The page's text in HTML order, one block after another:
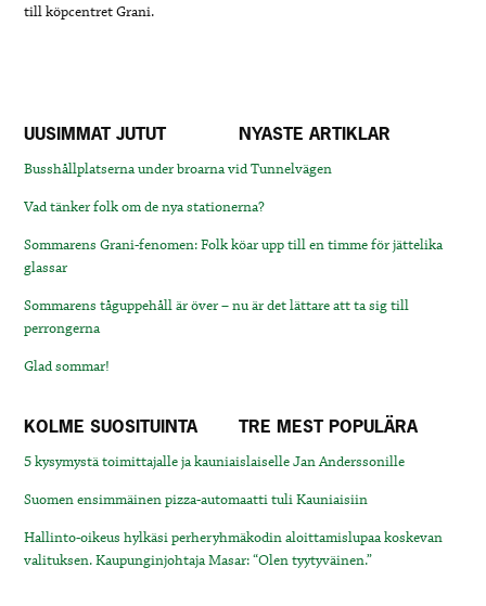
till köpcentret Grani.
UUSIMMAT JUTUT NYASTE ARTIKLAR
Busshållplatserna under broarna vid Tunnelvägen
Vad tänker folk om de nya stationerna?
Sommarens Grani-fenomen: Folk köar upp till en timme för jättelika
glassar
Sommarens tåguppehåll är över – nu är det lättare att ta sig till
perrongerna
Glad sommar!
KOLME SUOSITUINTA TRE MEST POPULÄRA
5 kysymystä toimittajalle ja kauniaislaiselle Jan Anderssonille
Suomen ensimmäinen pizza-automaatti tuli Kauniaisiin
Hallinto-oikeus hylkäsi perheryhmäkodin aloittamislupaa koskevan
valituksen. Kaupunginjohtaja Masar: “Olen tyytyväinen.”